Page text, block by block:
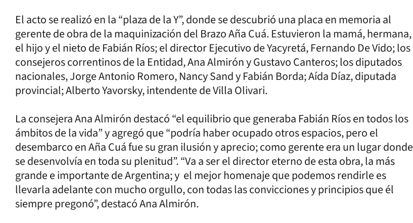
El acto se realizó en la “plaza de la Y”, donde se descubrió una placa en memoria al
gerente de obra de la maquinización del Brazo Aña Cuá. Estuvieron la mamá, hermana,
el hijo y el nieto de Fabián Ríos; el director Ejecutivo de Yacyretá, Fernando De Vido; los
consejeros correntinos de la Entidad, Ana Almirón y Gustavo Canteros; los diputados
nacionales, Jorge Antonio Romero, Nancy Sand y Fabián Borda; Aída Díaz, diputada
provincial; Alberto Yavorsky, intendente de Villa Olivari.
La consejera Ana Almirón destacó “el equilibrio que generaba Fabián Ríos en todos los
ámbitos de la vida” y agregó que “podría haber ocupado otros espacios, pero el
desembarco en Aña Cuá fue su gran ilusión y aprecio; como gerente era un lugar donde
se desenvolvía en toda su plenitud”. “Va a ser el director eterno de esta obra, la más
grande e importante de Argentina; y el mejor homenaje que podemos rendirle es
llevarla adelante con mucho orgullo, con todas las convicciones y principios que él
siempre pregonó”, destacó Ana Almirón.